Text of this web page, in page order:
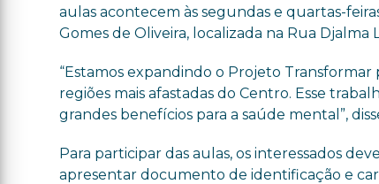
aulas acontecem às segundas e quartas-
Gomes de Oliveira, localizada na Rua Djalma
“Estamos expandindo o Projeto Transformar
regiões mais afastadas do Centro. Esse
grandes benefícios para a saúde mental”,
Para participar das aulas, os interessados
apresentar documento de identificação e